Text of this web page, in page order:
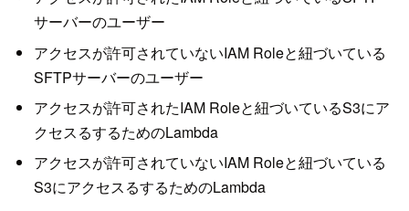
サーバーのユーザー
アクセスが許可されていないIAM Roleと紐づいている
SFTPサーバーのユーザー
アクセスが許可されたIAM Roleと紐づいているS3にア
クセスるするためのLambda
アクセスが許可されていないIAM Roleと紐づいている
S3にアクセスるするためのLambda